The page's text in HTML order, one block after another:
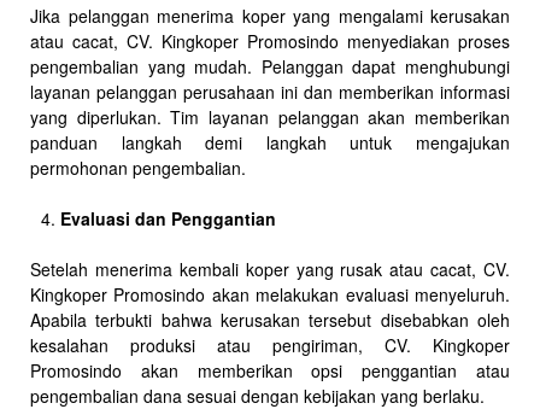
Jika pelanggan menerima koper yang mengalami kerusakan
atau cacat, CV. Kingkoper Promosindo menyediakan proses
pengembalian yang mudah. Pelanggan dapat menghubungi
layanan pelanggan perusahaan ini dan memberikan informasi
yang diperlukan. Tim layanan pelanggan akan memberikan
panduan langkah demi langkah untuk mengajukan
permohonan pengembalian.
Evaluasi dan Penggantian
Setelah menerima kembali koper yang rusak atau cacat, CV.
Kingkoper Promosindo akan melakukan evaluasi menyeluruh.
Apabila terbukti bahwa kerusakan tersebut disebabkan oleh
kesalahan produksi atau pengiriman, CV. Kingkoper
Promosindo akan memberikan opsi penggantian atau
pengembalian dana sesuai dengan kebijakan yang berlaku.